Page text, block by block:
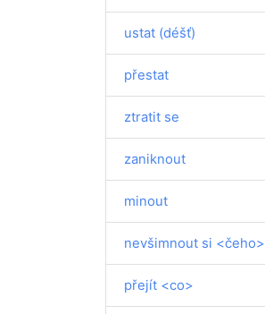
ustat (déšť)
přestat
ztratit se
zaniknout
minout
nevšimnout si <čeho>
přejít <co>